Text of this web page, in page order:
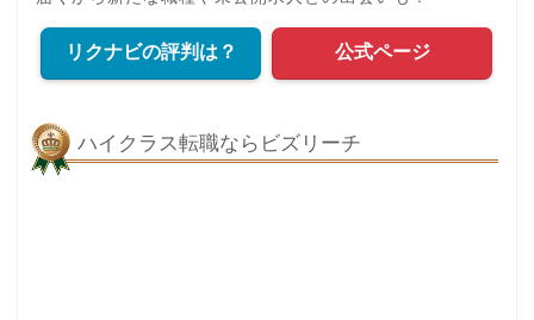
リクナビの評判は？ 公式ページ
ハイクラス転職ならビズリーチ